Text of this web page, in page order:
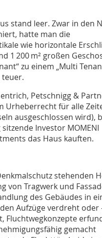
stand leer. Zwar in den
hatte man die
wie horizontale
1 200 m² großen
zu einem „Multi
teuer.
Petschnigg &
Urheberrecht für alle
ausgeschlossen wird),
Investor MOMENI
das Haus kauften.
stehenden
von Tragwerk und
des Gebäudes in
Aufzüge verdreht oder
Fluchtwegkonzepte
gemacht